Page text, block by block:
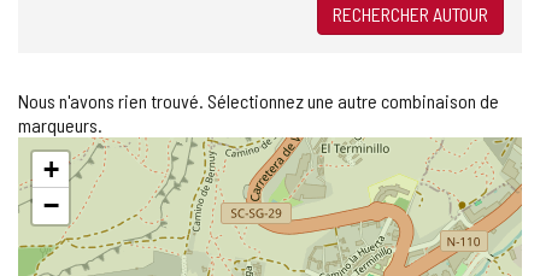
RECHERCHER AUTOUR
Nous n'avons rien trouvé. Sélectionnez une autre combinaison de
marqueurs.
Sauter
carte
+
−